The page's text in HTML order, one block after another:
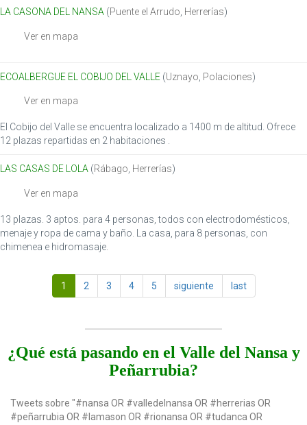
LA CASONA DEL NANSA (Puente el Arrudo Herrerías)
Ver en mapa
ECOALBERGUE EL COBIJO DEL VALLE (Uznayo Polaciones)
Ver en mapa
El Cobijo del Valle se encuentra localizado a 1400 m de altitud. Ofrece
12 plazas repartidas en 2 habitaciones .
LAS CASAS DE LOLA (Rábago, Herrerías)
Ver en mapa
13 plazas. 3 aptos. para 4 personas, todos con electrodomésticos,
menaje y ropa de cama y baño. La casa, para 8 personas, con
chimenea e hidromasaje.
1 2 3 4 5 siguiente last
¿Qué está pasando en el Valle del Nansa y
Peñarrubia?
Tweets sobre "#nansa OR #valledelnansa OR #herrerias OR
#peñarrubia OR #lamason OR #rionansa OR #tudanca OR